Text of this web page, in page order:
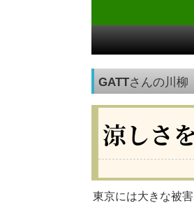
GATTさんの川柳
涼しさ
東京には大きな被